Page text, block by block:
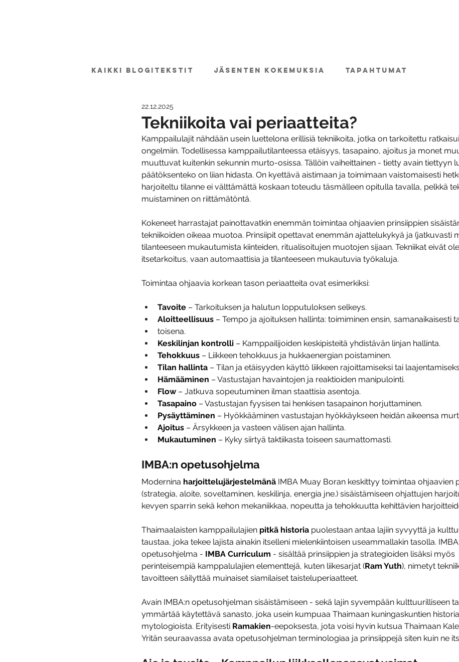
Kaikki blogitekstit Jäsenten kokemuksia Tapahtumat
Tekniikoita vai periaatteita?
22.12.2025
Kamppailulajit nähdään usein luettelona erillisiä tekniikoita, jotka on tarkoitettu
ongelmiin. Todellisessa kamppailutilanteessa etäisyys, tasapaino, ajoitus ja monet
muuttuvat kuitenkin sekunnin murto-osissa. Tällöin vaiheittainen - tietty avain tiettyyn
päätöksenteko on liian hidasta. On kyettävä aistimaan ja toimimaan vaistomaisesti
harjoiteltu tilanne ei välttämättä koskaan toteudu täsmälleen opitulla tavalla, pelkkä
muistaminen on riittämätöntä.
Kokeneet harrastajat painottavatkin enemmän toimintaa ohjaavien prinsiippien
tekniikoiden oikeaa muotoa. Prinsiipit opettavat enemmän ajattelukykyä ja (jatkuvasti
tilanteeseen mukautumista kiinteiden, ritualisoitujen muotojen sijaan. Tekniikat eivät ole
itsetarkoitus, vaan automaattisia ja tilanteeseen mukautuvia työkaluja.
Toimintaa ohjaavia korkean tason periaatteita ovat esimerkiksi:
Tavoite – Tarkoituksen ja halutun lopputuloksen selkeys.
Aloitteellisuus – Tempo ja ajoituksen hallinta: toimiminen ensin, samanaikaisesti
toisena.
Keskilinjan kontrolli – Kamppailijoiden keskipisteitä yhdistävän linjan hallinta.
Tehokkuus – Liikkeen tehokkuus ja hukkaenergian poistaminen.
Tilan hallinta – Tilan ja etäisyyden käyttö liikkeen rajoittamiseksi tai
Hämääminen – Vastustajan havaintojen ja reaktioiden manipulointi.
Flow – Jatkuva sopeutuminen ilman staattisia asentoja.
Tasapaino – Vastustajan fyysisen tai henkisen tasapainon horjuttaminen.
Pysäyttäminen – Hyökkääminen vastustajan hyökkäykseen heidän aikeensa
Ajoitus – Ärsykkeen ja vasteen välisen ajan hallinta.
Mukautuminen – Kyky siirtyä taktiikasta toiseen saumattomasti.
IMBA:n opetusohjelma
Modernina harjoittelujärjestelmänä IMBA Muay Boran keskittyy toimintaa ohjaavien
(strategia, aloite, soveltaminen, keskilinja, energia jne.) sisäistämiseen ohjattujen
kevyen sparrin sekä kehon mekaniikkaa, nopeutta ja tehokkuutta kehittävien
Thaimaalaisten kamppailulajien pitkä historia puolestaan antaa lajiin syvyyttä ja
taustaa, joka tekee lajista ainakin itselleni mielenkiintoisen useammallakin tasolla.
opetusohjelma - IMBA Curriculum - sisältää prinsiippien ja strategioiden lisäksi myös
perinteisempiä kamppalulajien elementtejä, kuten liikesarjat (Ram Yuth), nimetyt
tavoitteen säilyttää muinaiset siamilaiset taisteluperiaatteet.
Avain IMBA:n opetusohjelman sisäistämiseen - sekä lajin syvempään kulttuurilliseen
ymmärtää käytettävä sanasto, joka usein kumpuaa Thaimaan kuningaskuntien
mytologioista. Erityisesti Ramakien-eepoksesta, jota voisi hyvin kutsua Thaimaan
Yritän seuraavassa avata opetusohjelman terminologiaa ja prinsiippejä siten kuin ne